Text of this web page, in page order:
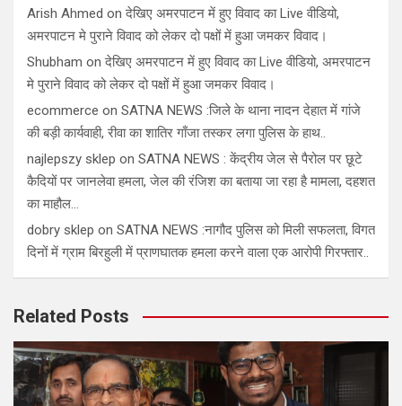
Arish Ahmed onदेखिए अमरपाटन में हुए विवाद का Live वीडियो,
अमरपाटन मे पुराने विवाद को लेकर दो पक्षों में हुआ जमकर विवाद।
Shubham onदेखिए अमरपाटन में हुए विवाद का Live वीडियो, अमरपाटन
मे पुराने विवाद को लेकर दो पक्षों में हुआ जमकर विवाद।
ecommerce on SATNA NEWS :जिले के थाना नादन देहात में गांजे
की बड़ी कार्यवाही, रीवा का शातिर गाँजा तस्कर लगा पुलिस के हाथ..
najlepszy sklep on SATNA NEWS : केंद्रीय जेल से पैरोल पर छूटे
कैदियों पर जानलेवा हमला, जेल की रंजिश का बताया जा रहा है मामला, दहशत
का माहौल…
dobry sklep on SATNA NEWS :नागौद पुलिस को मिली सफलता, विगत
दिनों में ग्राम बिरहुली में प्राणघातक हमला करने वाला एक आरोपी गिरफ्तार..
Related Posts